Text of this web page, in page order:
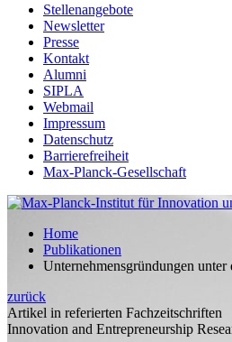
Stellenangebote
Newsletter
Presse
Kontakt
Alumni
SIPLA
Webmail
Impressum
Datenschutz
Barrierefreiheit
Max-Planck-Gesellschaft
Home
Publikationen
Unternehmensgründungen
zurück
Artikel in referierten Fachzeitschriften
Innovation and Entrepreneurship